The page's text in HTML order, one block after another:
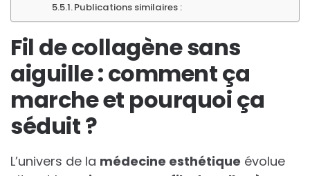
Publications similaires :
Fil de collagène sans
aiguille : comment ça
marche et pourquoi ça
séduit ?
L’univers de la médecine esthétique évolue